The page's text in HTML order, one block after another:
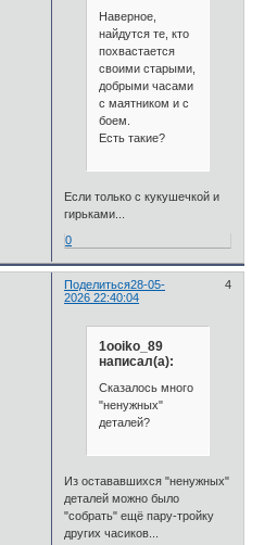
Наверное,
найдутся те, кто
похвастается
своими старыми,
добрыми часами
с маятником и с
боем.
Есть такие?
Если только с кукушечкой и
гирьками...
0
Поделиться 4
28-05-
2026 22:40:04
1ooiko_89
написал(а):
Сказалось много
"ненужных"
деталей?
Из остававшихся "ненужных"
деталей можно было
"собрать" ещё пару-тройку
других часиков...